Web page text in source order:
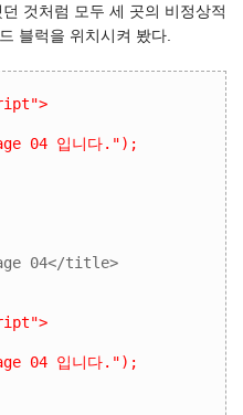
것처럼 모두 세 곳의 비정상적
블럭을 위치시켜 봤다.
04 입니다.");
04</title>
04 입니다.");